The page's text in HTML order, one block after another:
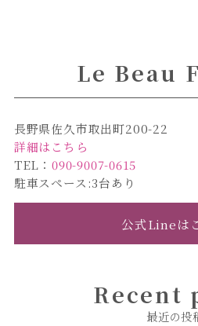
Le Beau
長野県佐久市取出町200-22
詳細はこちら
TEL：090-9007-0615
駐車スペース:3台あり
公式Lineは
Recent
最近の投